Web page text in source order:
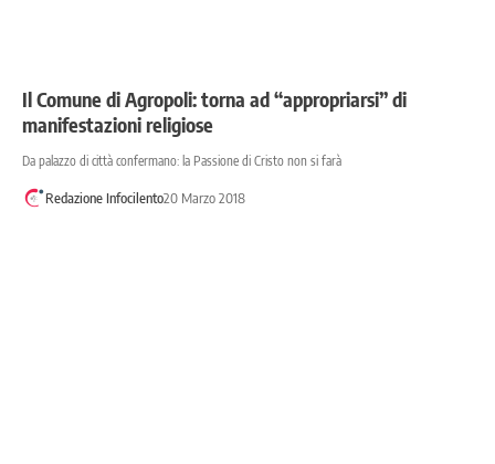
Il Comune di Agropoli: torna ad “appropriarsi” di
manifestazioni religiose
Da palazzo di città confermano: la Passione di Cristo non si farà
Redazione Infocilento20 Marzo 2018